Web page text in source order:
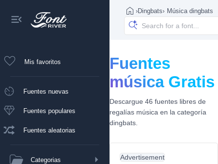
Mis favoritos
Fuentes nuevas
Fuentes populares
Fuentes aleatorias
Categorias
›Dingbats› Música dingbats
Fuentes
música Gratis
Descargue 46 fuentes libres de
regalías música en la categoría
dingbats.
Advertisement